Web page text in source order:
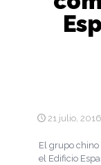
21 julio, 2016
El grupo
el Edificio